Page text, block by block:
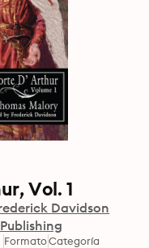
Vol. 1
Davidson
FormatoCategoría